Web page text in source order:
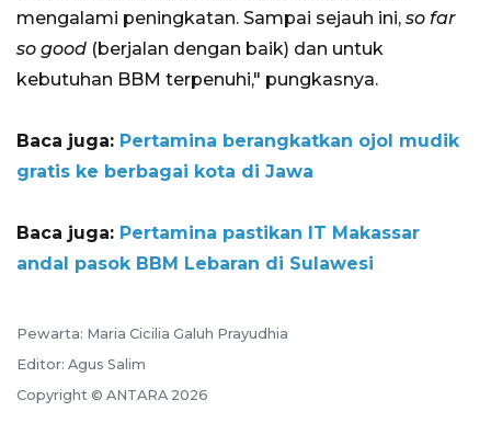
mengalami peningkatan. Sampai sejauh ini, so far
so good (berjalan dengan baik) dan untuk
kebutuhan BBM terpenuhi," pungkasnya.
Baca juga: Pertamina berangkatkan ojol mudik
gratis ke berbagai kota di Jawa
Baca juga: Pertamina pastikan IT Makassar
andal pasok BBM Lebaran di Sulawesi
Pewarta: Maria Cicilia Galuh Prayudhia
Editor: Agus Salim
Copyright © ANTARA 2026